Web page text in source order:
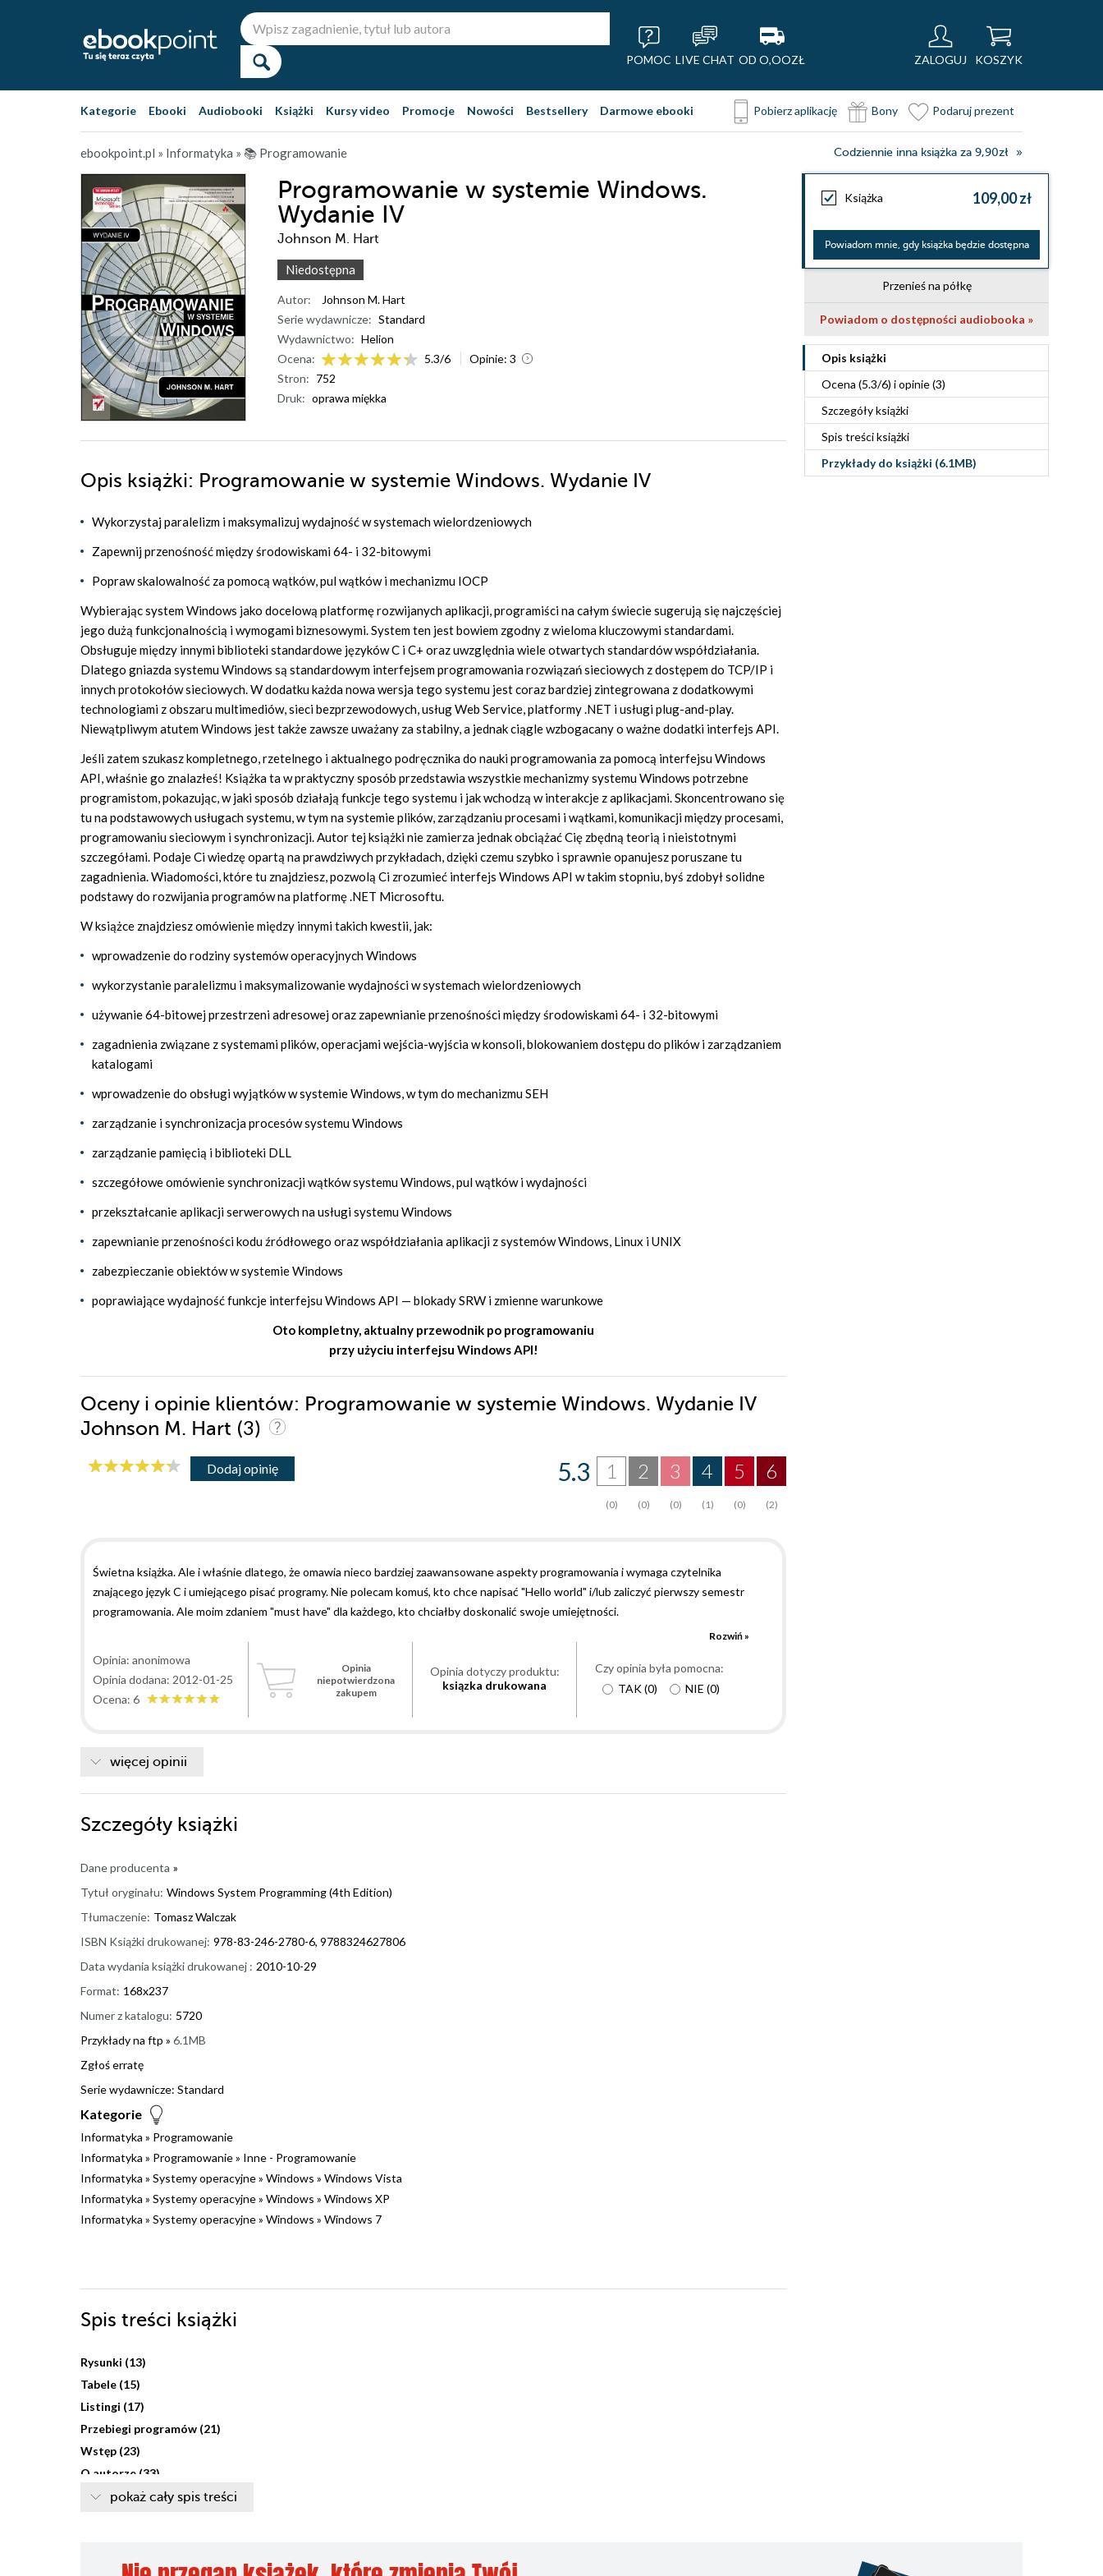
POMOC LIVE CHAT OD O,OOZŁ ZALOGUJ KOSZYK
Kategorie Ebooki Audiobooki Książki Kursy video Promocje Nowości Bestsellery Darmowe ebooki Pobierz aplikację Bony Podaruj prezent
ebookpoint.pl » Informatyka » 📚 Programowanie Codziennie inna książka za 9,90zł
Programowanie w systemie Windows.
Wydanie IV
Johnson M. Hart
Niedostępna
Autor:
Johnson M. Hart
Serie wydawnicze: Standard
Wydawnictwo: Helion
Ocena:
5.3/6 Opinie: 3
Stron: 752
Druk: oprawa miękka
Książka 109,00 zł
Powiadom mnie, gdy książka będzie dostępna
Przenieś na półkę
Powiadom o dostępności audiobooka »
Opis książki
Ocena (5.3/6) i opinie (3)
Szczegółyksiążki
Spis treściksiążki
Przykłady do książki (6.1MB)
Opis książki: Programowanie w systemie Windows. Wydanie IV
Wykorzystaj paralelizm i maksymalizuj wydajność w systemach wielordzeniowych
Zapewnij przenośność między środowiskami 64- i 32-bitowymi
Popraw skalowalność za pomocą wątków, pul wątków i mechanizmu IOCP
Wybierając system Windows jako docelową platformę rozwijanych aplikacji, programiści na całym świecie sugerują się najczęściej
jego dużą funkcjonalnością i wymogami biznesowymi. System ten jest bowiem zgodny z wieloma kluczowymi standardami.
Obsługuje między innymi biblioteki standardowe języków C i C+ oraz uwzględnia wiele otwartych standardów współdziałania.
Dlatego gniazda systemu Windows są standardowym interfejsem programowania rozwiązań sieciowych z dostępem do TCP/IP i
innych protokołów sieciowych. W dodatku każda nowa wersja tego systemu jest coraz bardziej zintegrowana z dodatkowymi
technologiami z obszaru multimediów, sieci bezprzewodowych, usług Web Service, platformy .NET i usługi plug-and-play.
Niewątpliwym atutem Windows jest także zawsze uważany za stabilny, a jednak ciągle wzbogacany o ważne dodatki interfejs API.
Jeśli zatem szukasz kompletnego, rzetelnego i aktualnego podręcznika do nauki programowania za pomocą interfejsu Windows
API, właśnie go znalazłeś! Książka ta w praktyczny sposób przedstawia wszystkie mechanizmy systemu Windows potrzebne
programistom, pokazując, w jaki sposób działają funkcje tego systemu i jak wchodzą w interakcje z aplikacjami. Skoncentrowano się
tu na podstawowych usługach systemu, w tym na systemie plików, zarządzaniu procesami i wątkami, komunikacji między procesami,
programowaniu sieciowym i synchronizacji. Autor tej książki nie zamierza jednak obciążać Cię zbędną teorią i nieistotnymi
szczegółami. Podaje Ci wiedzę opartą na prawdziwych przykładach, dzięki czemu szybko i sprawnie opanujesz poruszane tu
zagadnienia. Wiadomości, które tu znajdziesz, pozwolą Ci zrozumieć interfejs Windows API w takim stopniu, byś zdobył solidne
podstawy do rozwijania programów na platformę .NET Microsoftu.
W książce znajdziesz omówienie między innymi takich kwestii, jak:
wprowadzenie do rodziny systemów operacyjnych Windows
wykorzystanie paralelizmu i maksymalizowanie wydajności w systemach wielordzeniowych
używanie 64-bitowej przestrzeni adresowej oraz zapewnianie przenośności między środowiskami 64- i 32-bitowymi
zagadnienia związane z systemami plików, operacjami wejścia-wyjścia w konsoli, blokowaniem dostępu do plików i zarządzaniem
katalogami
wprowadzenie do obsługi wyjątków w systemie Windows, w tym do mechanizmu SEH
zarządzanie i synchronizacja procesów systemu Windows
zarządzanie pamięcią i biblioteki DLL
szczegółowe omówienie synchronizacji wątków systemu Windows, pul wątków i wydajności
przekształcanie aplikacji serwerowych na usługi systemu Windows
zapewnianie przenośności kodu źródłowego oraz współdziałania aplikacji z systemów Windows, Linux i UNIX
zabezpieczanie obiektów w systemie Windows
poprawiające wydajność funkcje interfejsu Windows API — blokady SRW i zmienne warunkowe
Oto kompletny, aktualny przewodnik po programowaniu
przy użyciu interfejsu Windows API!
Oceny i opinie klientów: Programowanie w systemie Windows. Wydanie IV
Johnson M. Hart (3)
Dodaj opinię 6
(2)
5
(0)
4
(1)
3
(0)
2
(0)
1
(0)
5.3
Świetna książka. Ale i właśnie dlatego, że omawia nieco bardziej zaawansowane aspekty programowania i wymaga czytelnika
znającego język C i umiejącego pisać programy. Nie polecam komuś, kto chce napisać "Hello world" i/lub zaliczyć pierwszy semestr
programowania. Ale moim zdaniem "must have" dla każdego, kto chciałby doskonalić swoje umiejętności.
Rozwiń »
Opinia: anonimowa
Opinia dodana: 2012-01-25
Ocena: 6
Opinia
niepotwierdzona
zakupem
Opinia dotyczy produktu:
ksiązka drukowana
Czy opinia była pomocna:
TAK(0) NIE (0)
więcej opinii
Szczegóły książki
Dane producenta »
Tytuł oryginału: Windows System Programming (4th Edition)
Tłumaczenie: Tomasz Walczak
ISBN Książki drukowanej: 978-83-246-2780-6, 9788324627806
Data wydania książki drukowanej : 2010-10-29
Format: 168x237
Numer z katalogu: 5720
Przykłady na ftp » 6.1MB
Zgłoś erratę
Serie wydawnicze: Standard
Kategorie
Informatyka » Programowanie
Informatyka » Programowanie» Inne - Programowanie
Informatyka » Systemy operacyjne» Windows » Windows Vista
Informatyka » Systemy operacyjne» Windows » Windows XP
Informatyka » Systemy operacyjne» Windows » Windows 7
Spis treści książki
Rysunki (13)
Tabele (15)
Listingi (17)
Przebiegi programów (21)
Wstęp (23)
O autorze (33)
Rozdział 1. Wprowadzenie do systemu Windows (35)
pokaż cały spis treści